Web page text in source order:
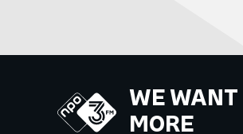
WE WANT
MORE